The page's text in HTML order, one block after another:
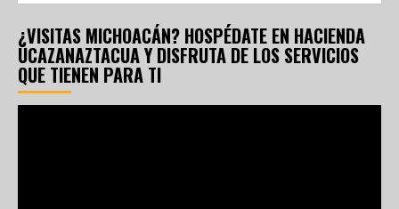
¿VISITAS MICHOACÁN? HOSPÉDATE EN HACIENDA
UCAZANAZTACUA Y DISFRUTA DE LOS SERVICIOS
QUE TIENEN PARA TI